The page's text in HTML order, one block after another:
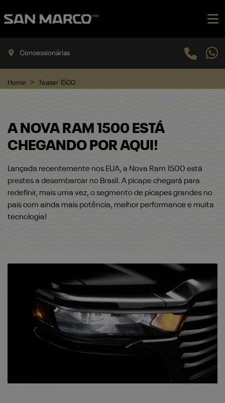
Concessionárias
Home Teaser 1500
A NOVA RAM 1500 ESTÁ
CHEGANDO POR AQUI!
Lançada recentemente nos EUA, a Nova Ram 1500 está
prestes a desembarcar no Brasil. A picape chegará para
redefinir, mais uma vez, o segmento de picapes grandes no
país com ainda mais potência, melhor performance e muita
tecnologia!